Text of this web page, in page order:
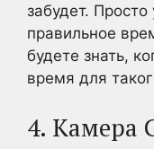
забудет. Просто
правильное
будете знать,
время для
4. Камера